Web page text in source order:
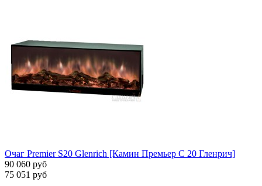
Очаг Premier S20 Glenrich [Камин Премьер С 20 Гленрич]
90 060 руб
75 051 руб